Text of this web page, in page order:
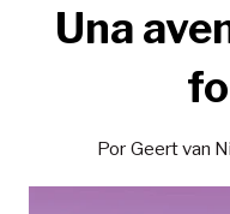
Una
Por Geert van